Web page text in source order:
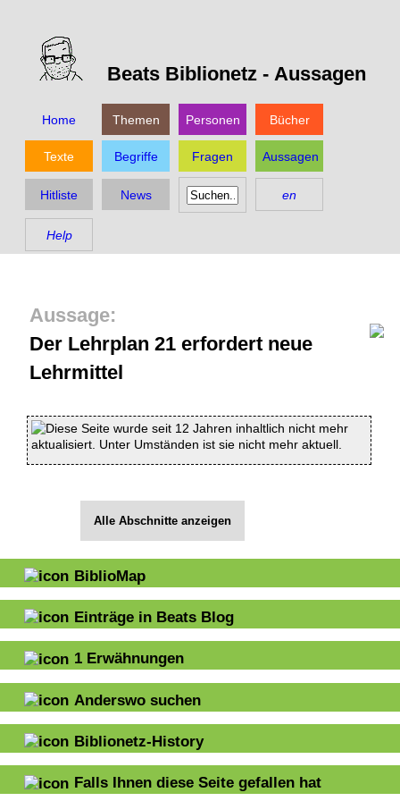
Beats Biblionetz - Aussagen
Home Themen Personen Bücher
Texte Begriffe Fragen Aussagen
Hitliste News en
Help
Der Lehrplan 21 erfordert neue
Lehrmittel
Diese Seite wurde seit 12 Jahren inhaltlich nicht mehr
aktualisiert. Unter Umständen ist sie nicht mehr aktuell.
Alle Abschnitte anzeigen
BiblioMap
Einträge in Beats Blog
1 Erwähnungen
Anderswo suchen
Biblionetz-History
Falls Ihnen diese Seite gefallen hat